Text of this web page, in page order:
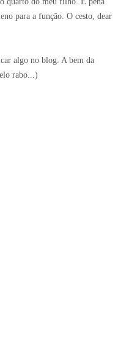
para a função. O cesto, dear
algo no blog. A bem da
rabo...)